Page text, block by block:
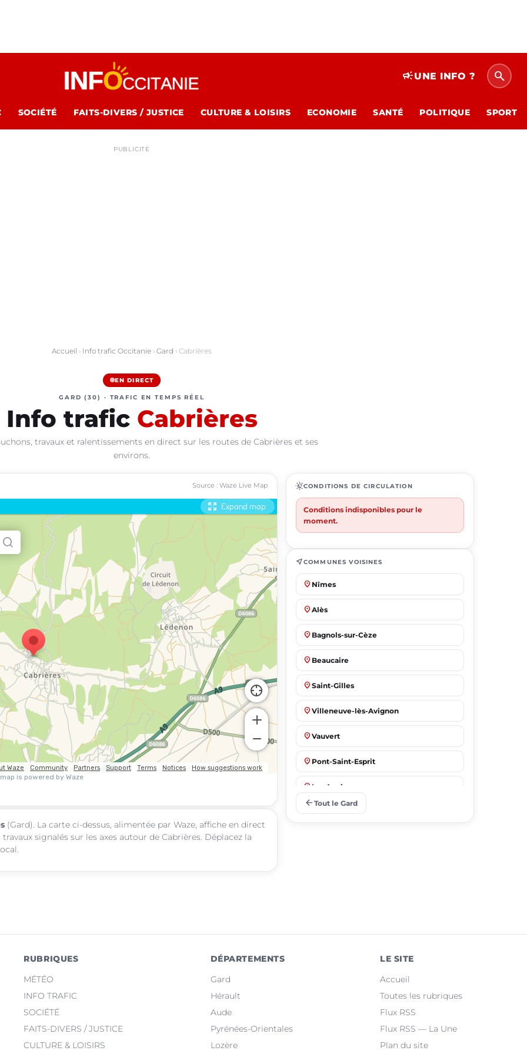
campaignUNE INFO ? search
SOCIÉTÉ FAITS-DIVERS / JUSTICE CULTURE & LOISIRS ECONOMIE SANTÉ POLITIQUE SPORT
PUBLICITÉ
Accueil › Info trafic Occitanie › Gard › Cabrières
EN DIRECT
GARD (30) · TRAFIC EN TEMPS RÉEL
Info trafic Cabrières
travaux et ralentissements en direct sur les routes de Cabrières et ses
environs.
Source : Waze Live Map
(Gard). La carte ci-dessus, alimentée par Waze, affiche en direct
signalés sur les axes autour de Cabrières. Déplacez la
routineCONDITIONS DE CIRCULATION
Conditions indisponibles pour le
moment.
near_meCOMMUNES VOISINES
place Nîmes
place Alès
place Bagnols-sur-Cèze
place Beaucaire
place Saint-Gilles
place Villeneuve-lès-Avignon
place Vauvert
place Pont-Saint-Esprit
place Les Angles
Saint-Christol-lez-Alès
arrow_back Tout le Gard
RUBRIQUES
MÉTÉO
INFO TRAFIC
SOCIÉTÉ
FAITS-DIVERS / JUSTICE
CULTURE & LOISIRS
DÉPARTEMENTS
Gard
Hérault
Aude
Pyrénées-Orientales
Lozère
LE SITE
Accueil
Toutes les rubriques
Flux RSS
Flux RSS — La Une
Plan du site